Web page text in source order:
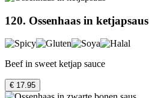
120. Ossenhaas in ketjapsaus
Beef in sweet ketjap sauce
€ 17.95